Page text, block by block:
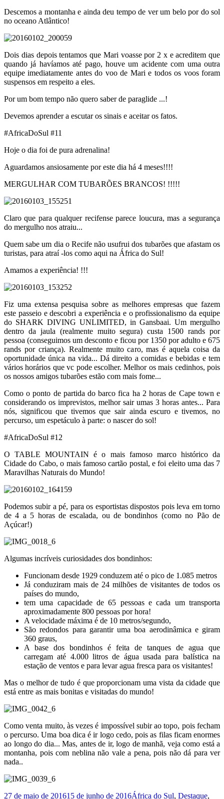
Descemos a montanha e ainda deu tempo de ver um belo por do sol
no oceano Atlântico!
Dois dias depois tentamos que Mari voasse por 2 x e acreditem que
quando já havíamos até pago, houve um acidente com uma outra
equipe imediatamente antes do voo de Mari e todos os voos foram
suspensos em respeito a eles.
Por um bom tempo não quero saber de paraglide ...!
Devemos aprender a escutar os sinais e aceitar os fatos.
#AfricaDoSul #11
Hoje o dia foi de pura adrenalina!
Aguardamos ansiosamente por este dia há 4 meses!!!!
MERGULHAR COM TUBARÕES BRANCOS! !!!!!
Claro que para qualquer recifense parece loucura, mas a segurança
do mergulho nos atraiu...
Quem sabe um dia o Recife não usufrui dos tubarões que afastam os
turistas, para atraí -los como aqui na África do Sul!
Amamos a experiência! !!!
Fiz uma extensa pesquisa sobre as melhores empresas que fazem
este passeio e descobri a experiência e o profissionalismo da equipe
do SHARK DIVING UNLIMITED, in Gansbaai. Um mergulho
dentro da jaula (realmente muito segura) custa 1500 rands por
pessoa (conseguimos um desconto e ficou por 1350 por adulto e 675
rands por criança). Realmente muito caro, mas é aquela coisa da
oportunidade única na vida... Dá direito a comidas e bebidas e tem
vários horários que vc pode escolher. Melhor os mais cedinhos, pois
os nossos amigos tubarões estão com mais fome...
Como o ponto de partida do barco fica ha 2 horas de Cape town e
considerando os imprevistos, melhor sair umas 3 horas antes... Para
nós, significou que tivemos que sair ainda escuro e tivemos, no
percurso, um espetáculo à parte: o nascer do sol!
#AfricaDoSul #12
O TABLE MOUNTAIN é o mais famoso marco histórico da
Cidade do Cabo, o mais famoso cartão postal, e foi eleito uma das 7
Maravilhas Naturais do Mundo!
Podemos subir a pé, para os esportistas dispostos pois leva em torno
de 4 a 5 horas de escalada, ou de bondinhos (como no Pão de
Açúcar!)
Algumas incríveis curiosidades dos bondinhos:
Funcionam desde 1929 conduzem até o pico de 1.085 metros
Já conduziram mais de 24 milhões de visitantes de todos os
países do mundo,
tem uma capacidade de 65 pessoas e cada um transporta
aproximadamente 800 pessoas por hora!
A velocidade máxima é de 10 metros/segundo,
São redondos para garantir uma boa aerodinâmica e giram
360 graus,
A base dos bondinhos é feita de tanques de agua que
carregam até 4.000 litros de água usada para balística na
estação de ventos e para levar agua fresca para os visitantes!
Mas o melhor de tudo é que proporcionam uma vista da cidade que
está entre as mais bonitas e visitadas do mundo!
Como venta muito, às vezes é impossível subir ao topo, pois fecham
o percurso. Uma boa dica é ir logo cedo, pois as filas ficam enormes
ao longo do dia... Mas, antes de ir, logo de manhã, veja como está a
montanha, pois com neblina não vale a pena, pois não dá para ver
nada..
Publicado
27 de maio de 201615 de junho de 2016Categorias
África do Sul, Destaque,